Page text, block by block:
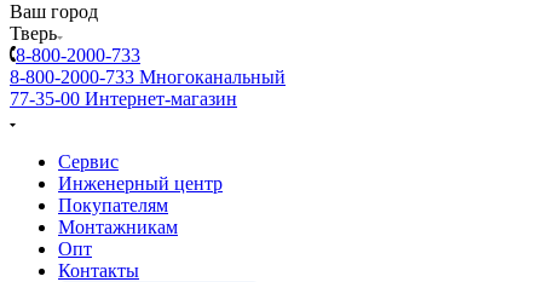
Ваш город
Тверь
8-800-2000-733
8-800-2000-733 Многоканальный
77-35-00 Интернет-магазин
Сервис
Инженерный центр
Покупателям
Монтажникам
Опт
Контакты